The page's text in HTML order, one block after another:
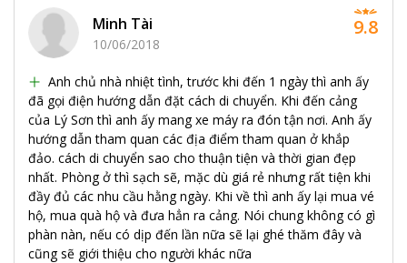
Minh Tài
10/06/2018
Anh chủ nhà nhiệt tình, trước khi đến 1 ngày thì anh ấy
đã gọi điện hướng dẫn đặt cách di chuyển. Khi đến cảng
của Lý Sơn thì anh ấy mang xe máy ra đón tận nơi. Anh ấy
hướng dẫn tham quan các địa điểm tham quan ở khắp
đảo. cách di chuyển sao cho thuận tiện và thời gian đẹp
nhất. Phòng ở thì sạch sẽ, mặc dù giá rẻ nhưng rất tiện khi
đầy đủ các nhu cầu hằng ngày. Khi về thì anh ấy lại mua vé
hộ, mua quà hộ và đưa hẳn ra cảng. Nói chung không có gì
phàn nàn, nếu có dịp đến lần nữa sẽ lại ghé thăm đây và
cũng sẽ giới thiệu cho người khác nữa
9.8